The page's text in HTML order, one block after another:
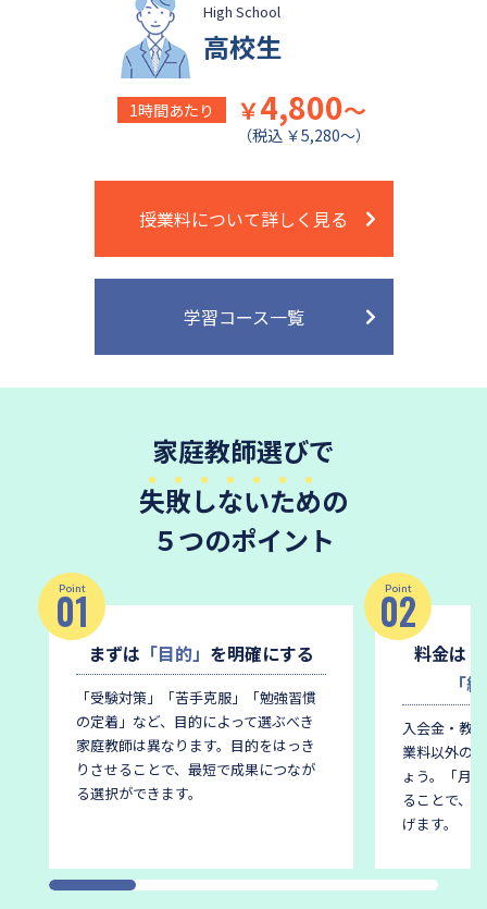
High School
高校生
1時間あたり ￥4,800～
（税込 ￥5,280～）
授業料について詳しく見る
学習コース一覧
家庭教師選びで
失敗しないための
５つのポイント
Point
01
まずは 「目的」 を明確にする
「受験対策」「苦手克服」「勉強習慣
の定着」など、目的によって選ぶべき
家庭教師は異なります。 目的をはっき
りさせることで、最短で成果につなが
る選択ができます。
Point
02
料金は
「
入会金・教
業料以外の
ょう。
「月
ることで、
げます。